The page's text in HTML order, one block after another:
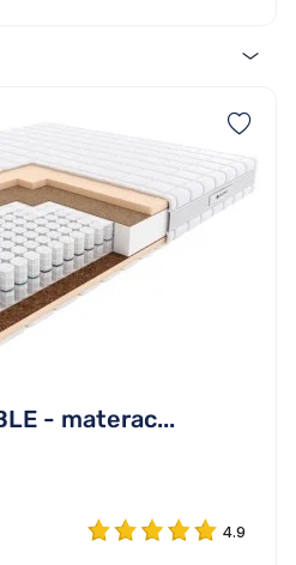
- materac...
4.9